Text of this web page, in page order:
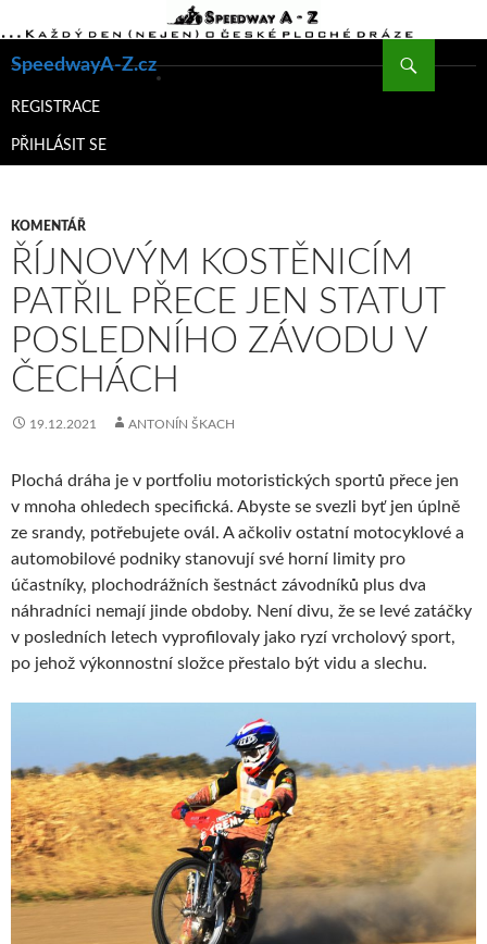
SpeedwayA-Z.cz
K
WEBU
REGISTRACE
PŘIHLÁSIT SE
KOMENTÁŘ
ŘÍJNOVÝM KOSTĚNICÍM
PATŘIL PŘECE JEN STATUT
POSLEDNÍHO ZÁVODU V
ČECHÁCH
19.12.2021 ANTONÍN ŠKACH
Plochá dráha je v portfoliu motoristických sportů přece jen
v mnoha ohledech specifická. Abyste se svezli byť jen úplně
ze srandy, potřebujete ovál. A ačkoliv ostatní motocyklové a
automobilové podniky stanovují své horní limity pro
účastníky, plochodrážních šestnáct závodníků plus dva
náhradníci nemají jinde obdoby. Není divu, že se levé zatáčky
v posledních letech vyprofilovaly jako ryzí vrcholový sport,
po jehož výkonnostní složce přestalo být vidu a slechu.